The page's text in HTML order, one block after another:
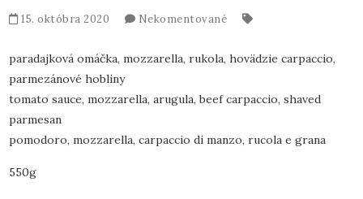
15. októbra 2020 Nekomentované
paradajková omáčka, mozzarella, rukola, hovädzie carpaccio,
parmezánové hobliny
tomato sauce, mozzarella, arugula, beef carpaccio, shaved
parmesan
pomodoro, mozzarella, carpaccio di manzo, rucola e grana
550g